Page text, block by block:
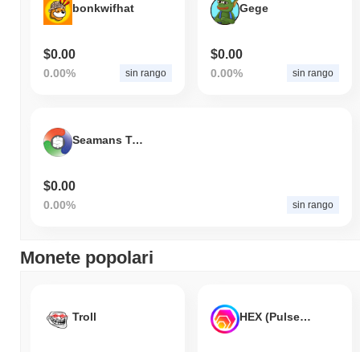
bonkwifhat
$0.00
0.00% sin rango
Gege
$0.00
0.00% sin rango
Seamans Token
$0.00
0.00% sin rango
Monete popolari
Troll HEX (Pulsechain)